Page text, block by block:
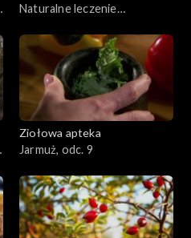
Naturalne leczenie
Ziołowa apteka
Jarmuż, odc. 9